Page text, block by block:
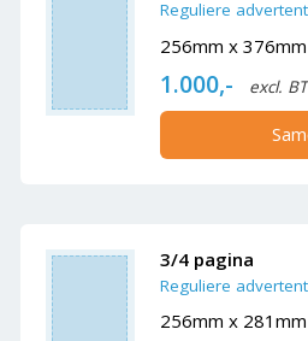
Reguliere
256mm x 376mm
1.000,- excl.
3/4 pagina
Reguliere
256mm x 281mm